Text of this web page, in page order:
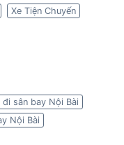
Xe Tiện Chuyến
đi sân bay Nội Bài
Nội Bài